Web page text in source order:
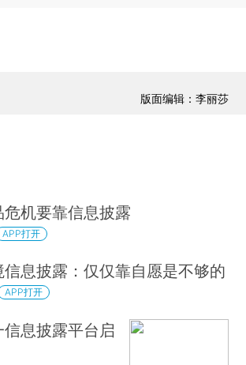
版面编辑：李丽莎
机要靠信息披露
APP打开
息披露：仅仅靠自愿是不够的
APP打开
息披露平台启